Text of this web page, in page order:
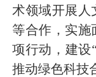
术领域开展人
等合作，实施
项行动，建设
推动绿色科技